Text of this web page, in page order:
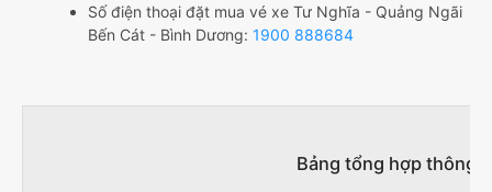
Số điện thoại đặt mua vé xe Tư Nghĩa - Quảng Ngãi
Bến Cát - Bình Dương: 1900 888684
Bảng tổng hợp thông